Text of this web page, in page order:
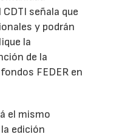
señala que
y podrán
la
de la
FEDER en
el mismo
edición